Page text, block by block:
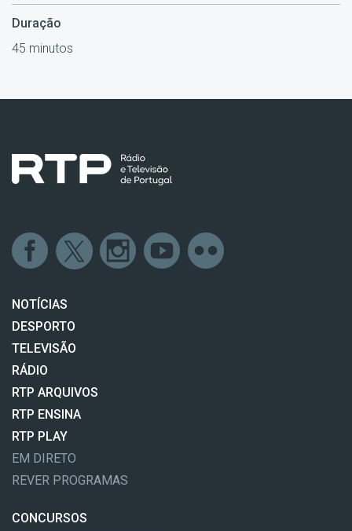
Duração
45 minutos
NOTÍCIAS
DESPORTO
TELEVISÃO
RÁDIO
RTP ARQUIVOS
RTP ENSINA
RTP PLAY
EM DIRETO
REVER PROGRAMAS
CONCURSOS